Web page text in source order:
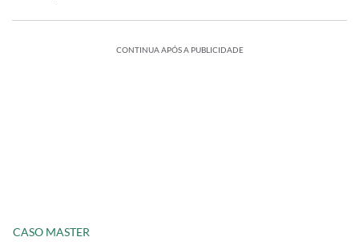
CONTINUA APÓS A PUBLICIDADE
CASO MASTER